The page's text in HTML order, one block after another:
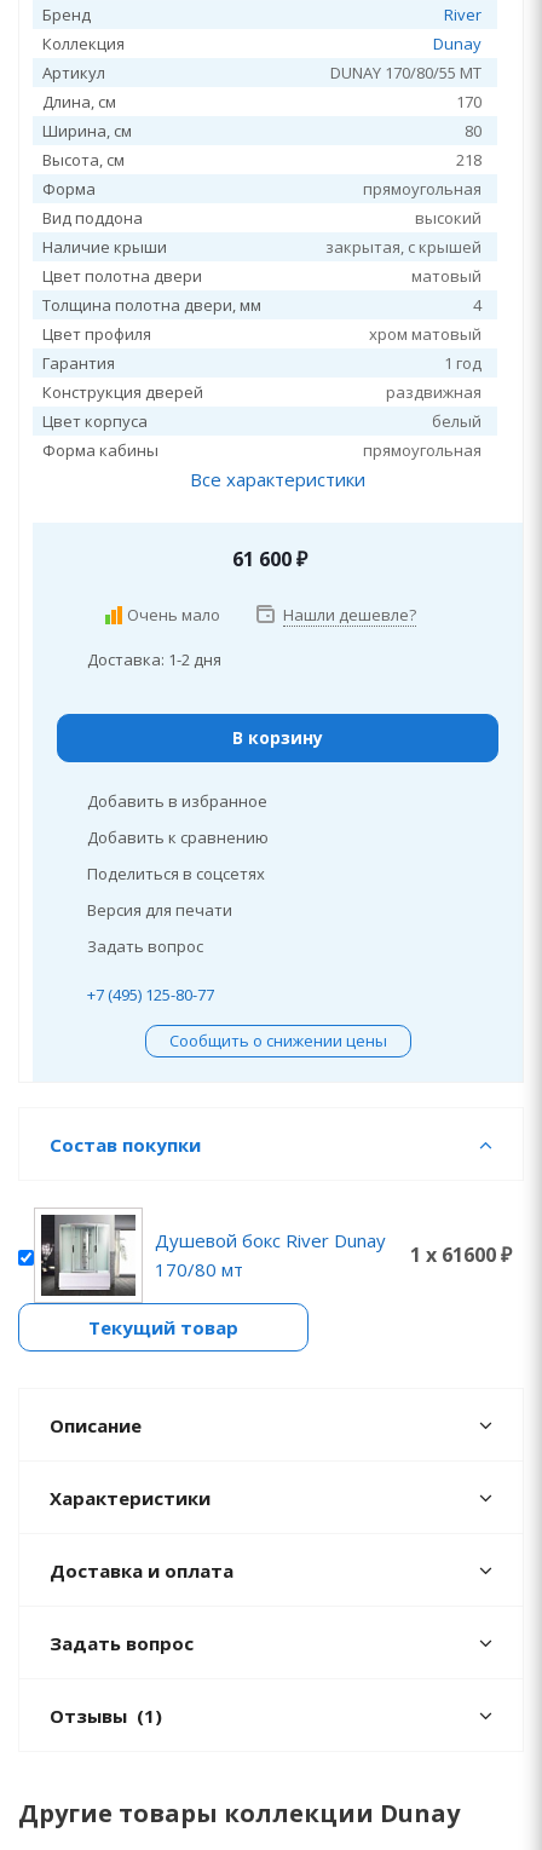
Бренд
River
Коллекция
Dunay
Артикул
DUNAY 170/80/55 MT
Длина, см
170
Ширина, см
80
Высота, см
218
Форма
прямоугольная
Вид поддона
высокий
Наличие крыши
закрытая, c крышей
Цвет полотна двери
матовый
Толщина полотна двери, мм
4
Цвет профиля
хром матовый
Гарантия
1 год
Конструкция дверей
раздвижная
Цвет корпуса
белый
Форма кабины
прямоугольная
Все характеристики
61 600₽
Очень мало Нашли дешевле?
Доставка: 1-2 дня
В корзину
Добавить в избранное
Добавить к сравнению
Поделиться в соцсетях
Версия для печати
Задать вопрос
+7 (495) 125-80-77
Сообщить о снижении цены
Состав покупки
Душевой бокс River Dunay
170/80 мт
1 x 61600 ₽
Текущий товар
Описание
Характеристики
Доставка и оплата
Задать вопрос
Отзывы (1)
Другие товары коллекции Dunay